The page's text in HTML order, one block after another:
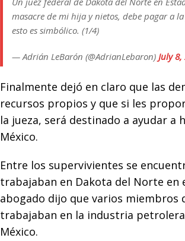
masacre de mi hija y nietos, debe pagar a
esto es simbólico. (1/4)
— Adrián LeBarón (@AdrianLebaron) July 8,
Finalmente dejó en claro que las
recursos propios y que si les
la jueza, será destinado a ayudar a
México.
Entre los supervivientes se
trabajaban en Dakota del Norte en
abogado dijo que varios miembros
trabajaban en la industria
México.